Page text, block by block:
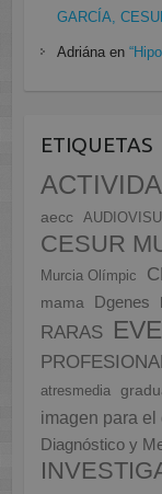
GARCÍA,
Adriánaen
ETIQUETAS
aecc
CESUR
Murcia Olímpic
mama
Dgenes
RARAS
PROFESIONAL
atresmedia
imagen para el
Diagnóstico y